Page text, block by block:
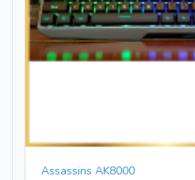
Assassins AK8000